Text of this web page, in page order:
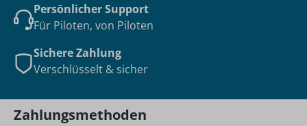
Persönlicher Support
Für Piloten, von Piloten
Sichere Zahlung
Verschlüsselt & sicher
Zahlungsmethoden